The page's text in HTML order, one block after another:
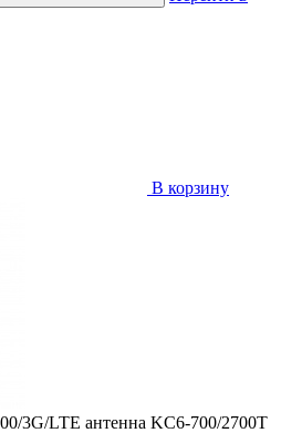
В корзину
3G/LTE антенна KC6-700/2700T